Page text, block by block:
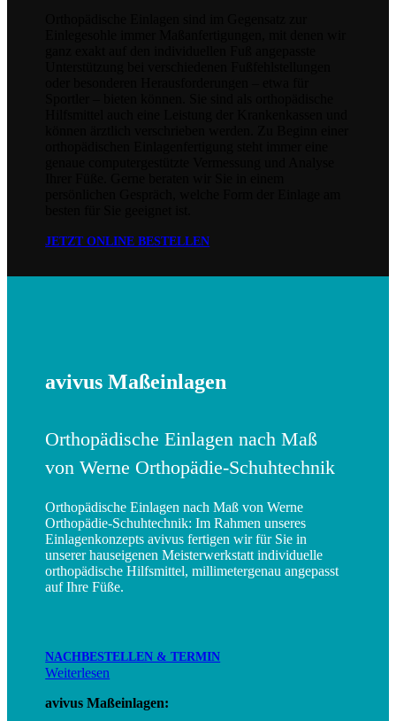
JETZT ONLINE BESTELLEN
avivus Maßeinlagen
Orthopädische Einlagen nach Maß
von Werne Orthopädie-Schuhtechnik
Orthopädische Einlagen nach Maß von Werne
Orthopädie-Schuhtechnik: Im Rahmen unseres
Einlagenkonzepts avivus fertigen wir für Sie in
unserer hauseigenen Meisterwerkstatt individuelle
orthopädische Hilfsmittel, millimetergenau angepasst
auf Ihre Füße.
NACHBESTELLEN & TERMIN
Weiterlesen
avivus Maßeinlagen: